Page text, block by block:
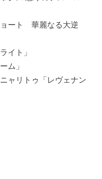
ョート 華麗なる大逆
イト」
ム」
ャリトゥ「レヴェナン